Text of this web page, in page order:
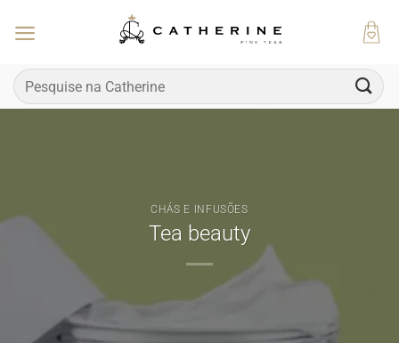
Pesquisar
por:
CHÁS E INFUSÕES
Tea beauty